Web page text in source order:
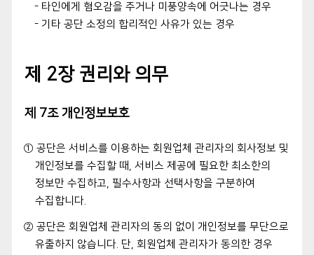
- 타인에게 혐오감을 주거나 미풍양속에 어긋나는 경우
- 기타 공단 소정의 합리적인 사유가 있는 경우
제 2장 권리와 의무
제 7조 개인정보보호
① 공단은 서비스를 이용하는 회원업체 관리자의 회사정보 및
개인정보를 수집할 때, 서비스 제공에 필요한 최소한의
정보만 수집하고, 필수사항과 선택사항을 구분하여
수집합니다.
② 공단은 회원업체 관리자의 동의 없이 개인정보를 무단으로
유출하지 않습니다. 단, 회원업체 관리자가 동의한 경우